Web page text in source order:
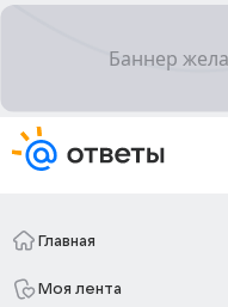
Главная
Моя лента